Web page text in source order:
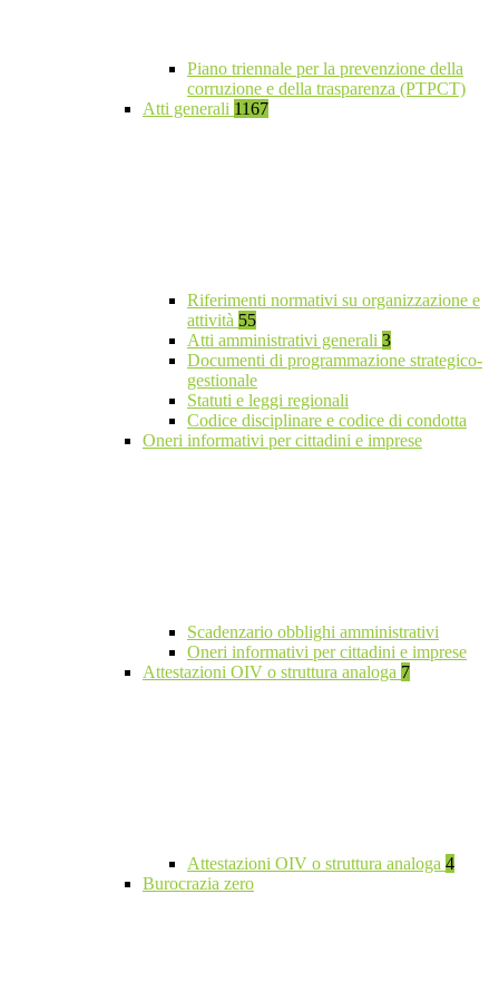
Piano triennale per la prevenzione della
corruzione e della trasparenza (PTPCT)
Atti generali 1167
Riferimenti normativi su organizzazione e
attività 55
Atti amministrativi generali 3
Documenti di programmazione strategico-
gestionale
Statuti e leggi regionali
Codice disciplinare e codice di condotta
Oneri informativi per cittadini e imprese
Scadenzario obblighi amministrativi
Oneri informativi per cittadini e imprese
Attestazioni OIV o struttura analoga 7
Attestazioni OIV o struttura analoga 4
Burocrazia zero